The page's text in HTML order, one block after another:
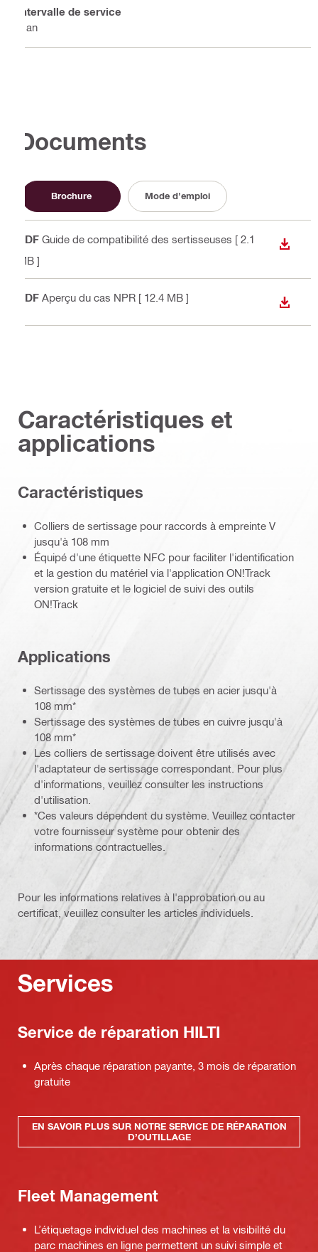
Intervalle de service
1 an
Documents
Brochure Mode d'emploi
PDF Guide de compatibilité des sertisseuses [ 2.1
MB ]
PDF Aperçu du cas NPR [ 12.4 MB ]
Caractéristiques et
applications
Caractéristiques
Colliers de sertissage pour raccords à empreinte V
jusqu'à 108 mm
Équipé d'une étiquette NFC pour faciliter l'identification
et la gestion du matériel via l'application ON!Track
version gratuite et le logiciel de suivi des outils
ON!Track
Applications
Sertissage des systèmes de tubes en acier jusqu'à
108 mm*
Sertissage des systèmes de tubes en cuivre jusqu'à
108 mm*
Les colliers de sertissage doivent être utilisés avec
l'adaptateur de sertissage correspondant. Pour plus
d'informations, veuillez consulter les instructions
d'utilisation.
*Ces valeurs dépendent du système. Veuillez contacter
votre fournisseur système pour obtenir des
informations contractuelles.
Pour les informations relatives à l'approbation ou au
certificat, veuillez consulter les articles individuels.
Services
Service de réparation HILTI
Après chaque réparation payante, 3 mois de réparation
gratuite
EN SAVOIR PLUS SUR NOTRE SERVICE DE RÉPARATION
D’OUTILLAGE
Fleet Management
L’étiquetage individuel des machines et la visibilité du
parc machines en ligne permettent un suivi simple et